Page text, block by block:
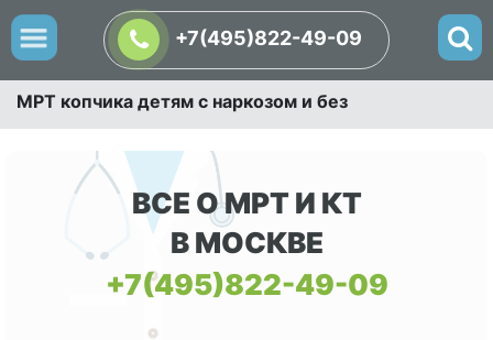
+7(495)822-49-09
МРТ копчика детям с наркозом и без
ВСЕ О МРТ И КТ
В МОСКВЕ
+7(495)822-49-09